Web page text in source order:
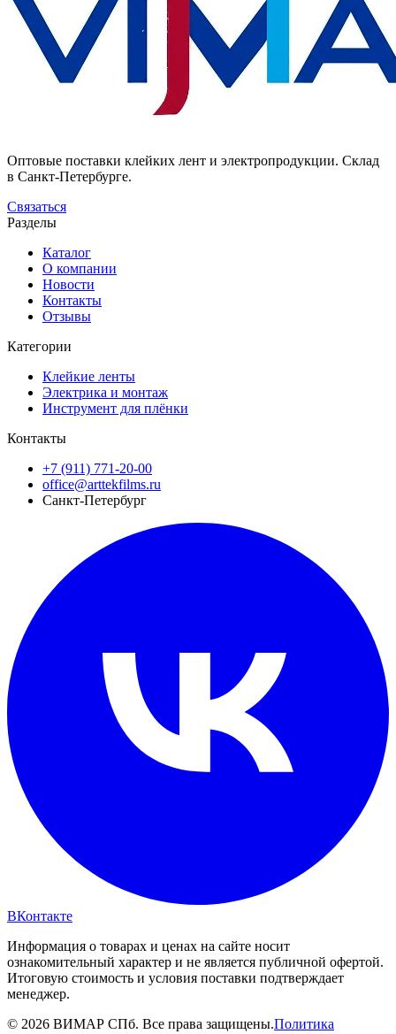
Оптовые поставки клейких лент и электропродукции. Склад
в Санкт-Петербурге.
Связаться
Разделы
Каталог
О компании
Новости
Контакты
Отзывы
Категории
Клейкие ленты
Электрика и монтаж
Инструмент для плёнки
Контакты
+7 (911) 771-20-00
office@arttekfilms.ru
Санкт-Петербург
ВКонтакте
Информация о товарах и ценах на сайте носит
ознакомительный характер и не является публичной офертой.
Итоговую стоимость и условия поставки подтверждает
менеджер.
© 2026 ВИМАР СПб. Все права защищены.Политика